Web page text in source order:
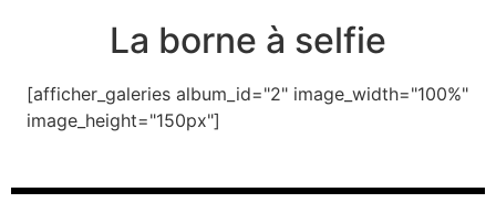
La borne à selfie
[afficher_galeries album_id="2" image_width="100%"
image_height="150px"]